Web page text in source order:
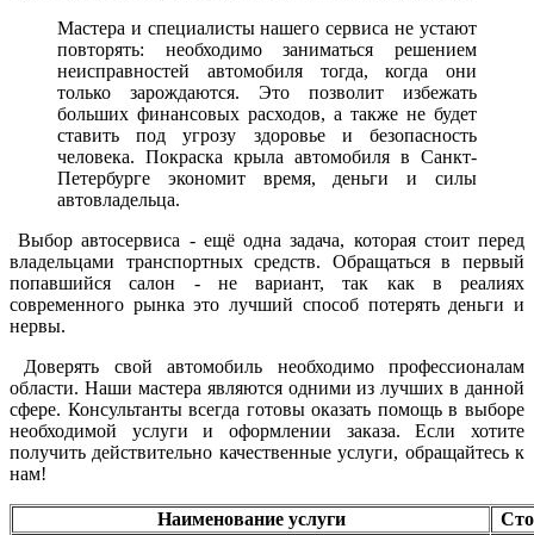
Мастера и специалисты нашего сервиса не устают
повторять: необходимо заниматься решением
неисправностей автомобиля тогда, когда они
только зарождаются. Это позволит избежать
больших финансовых расходов, а также не будет
ставить под угрозу здоровье и безопасность
человека. Покраска крыла автомобиля в Санкт-
Петербурге экономит время, деньги и силы
автовладельца.
Выбор автосервиса - ещё одна задача, которая стоит перед
владельцами транспортных средств. Обращаться в первый
попавшийся салон - не вариант, так как в реалиях
современного рынка это лучший способ потерять деньги и
нервы.
Доверять свой автомобиль необходимо профессионалам
области. Наши мастера являются одними из лучших в данной
сфере. Консультанты всегда готовы оказать помощь в выборе
необходимой услуги и оформлении заказа. Если хотите
получить действительно качественные услуги, обращайтесь к
нам!
Наименование услуги